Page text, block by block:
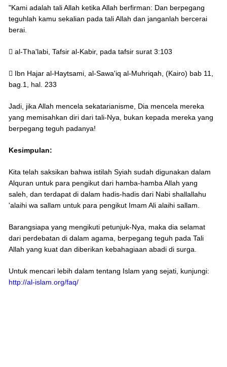
"Kami adalah tali Allah ketika Allah berfirman: Dan berpegang
teguhlah kamu sekalian pada tali Allah dan janganlah bercerai
berai.
 al-Tha'labi, Tafsir al-Kabir, pada tafsir surat 3:103
 Ibn Hajar al-Haytsami, al-Sawa'iq al-Muhriqah, (Kairo) bab 11,
bag.1, hal. 233
Jadi, jika Allah mencela sekatarianisme, Dia mencela mereka
yang memisahkan diri dari tali-Nya, bukan kepada mereka yang
berpegang teguh padanya!
Kesimpulan:
Kita telah saksikan bahwa istilah Syiah sudah digunakan dalam
Alquran untuk para pengikut dari hamba-hamba Allah yang
saleh, dan terdapat di dalam hadis-hadis dari Nabi shallallahu
'alaihi wa sallam untuk para pengikut Imam Ali alaihi sallam.
Barangsiapa yang mengikuti petunjuk-Nya, maka dia selamat
dari perdebatan di dalam agama, berpegang teguh pada Tali
Allah yang kuat dan diberikan kebahagiaan abadi di surga.
Untuk mencari lebih dalam tentang Islam yang sejati, kunjungi:
http://al-islam.org/faq/